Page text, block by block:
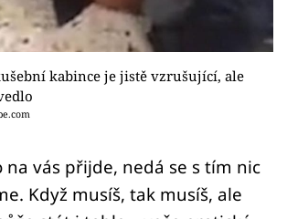
kabince je jistě vzrušující, ale
na vás přijde, nedá se s tím nic
Když musíš, tak musíš, ale